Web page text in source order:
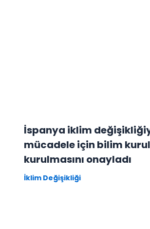
İspanya iklim
mücadele için bilim
kurulmasını onayladı
İklim Değişikliği